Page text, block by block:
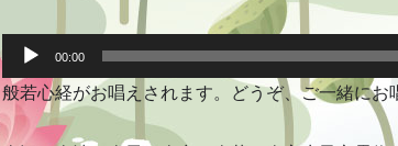
声
プ
レ
ー
ヤ
00:00
般若心経がお唱えされます。どうぞ、ご一緒にお